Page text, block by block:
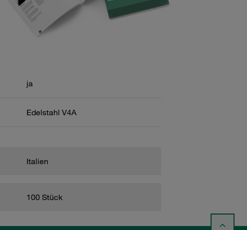
ja
Edelstahl V4A
Italien
100 Stück